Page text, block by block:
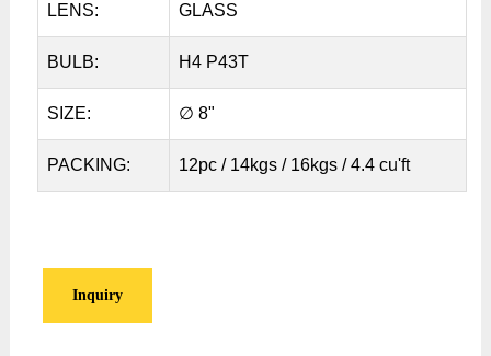
LENS: GLASS
BULB: H4 P43T
SIZE: ∅ 8"
PACKING: 12pc / 14kgs / 16kgs / 4.4 cu'ft
Inquiry